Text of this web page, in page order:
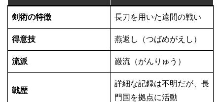
剣術の特徴 長刀を用いた遠間の戦い
得意技 燕返し（つばめがえし）
流派 巌流（がんりゅう）
戦歴
詳細な記録は不明だが、長
門国を拠点に活動